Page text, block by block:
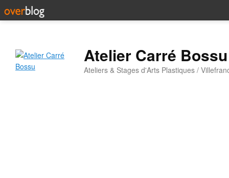
Atelier Carré Bossu
Ateliers & Stages d'Arts Plastiques /